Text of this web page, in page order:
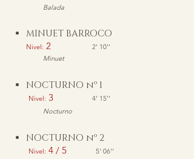
Balada
MINUET BARROCO
Nivel: 2
2' 10''
Minuet
NOCTURNO nº 1
Nivel: 3
4' 15''
Nocturno
NOCTURNO nº 2
Nivel: 4 / 5
5' 06''